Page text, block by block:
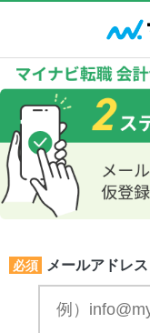
必須 メールアドレ